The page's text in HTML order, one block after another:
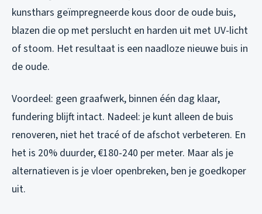
kunsthars geïmpregneerde kous door de oude buis,
blazen die op met perslucht en harden uit met UV-licht
of stoom. Het resultaat is een naadloze nieuwe buis in
de oude.
Voordeel: geen graafwerk, binnen één dag klaar,
fundering blijft intact. Nadeel: je kunt alleen de buis
renoveren, niet het tracé of de afschot verbeteren. En
het is 20% duurder, €180-240 per meter. Maar als je
alternatieven is je vloer openbreken, ben je goedkoper
uit.